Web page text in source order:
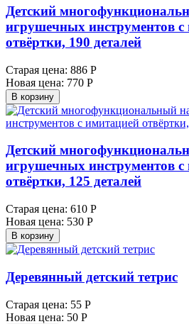
Детский
игрушечных инструментов с
отвёртки, 190 деталей
Старая цена: 886 Р
Новая цена: 770 Р
В корзину
Детский
игрушечных инструментов с
отвёртки, 125 деталей
Старая цена: 610 Р
Новая цена: 530 Р
В корзину
Деревянный детский тетрис
Старая цена: 55 Р
Новая цена: 50 Р